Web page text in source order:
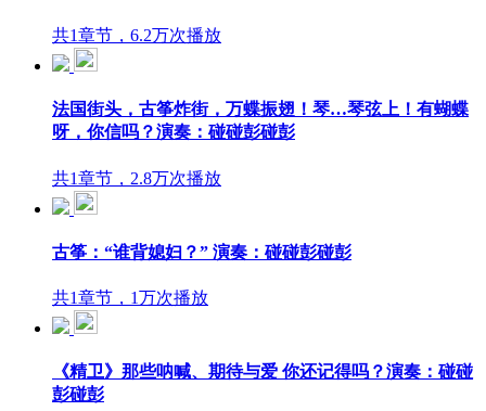
共1章节，6.2万次播放
法国街头，古筝炸街，万蝶振翅！琴…琴弦上！有蝴蝶
呀，你信吗？演奏：碰碰彭碰彭
共1章节，2.8万次播放
古筝：“谁背媳妇？” 演奏：碰碰彭碰彭
共1章节，1万次播放
《精卫》那些呐喊、期待与爱 你还记得吗？演奏：碰碰
彭碰彭